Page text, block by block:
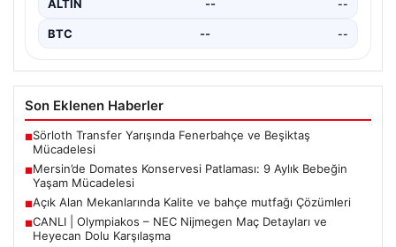
ALTIN -- --
BTC -- --
Son Eklenen Haberler
■Sörloth Transfer Yarışında Fenerbahçe ve Beşiktaş
Mücadelesi
■Mersin’de Domates Konservesi Patlaması: 9 Aylık Bebeğin
Yaşam Mücadelesi
■Açık Alan Mekanlarında Kalite ve bahçe mutfağı Çözümleri
■CANLI | Olympiakos – NEC Nijmegen Maç Detayları ve
Heyecan Dolu Karşılaşma